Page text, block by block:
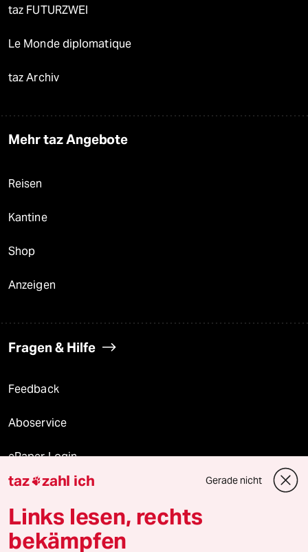
taz FUTURZWEI
Le Monde diplomatique
taz Archiv
Mehr taz Angebote
Reisen
Kantine
Shop
Anzeigen
Fragen & Hilfe
Feedback
Aboservice
ePaper Login
Downloads für Abonnierende
taz zahl ich Gerade nicht
Links lesen, rechts
bekämpfen